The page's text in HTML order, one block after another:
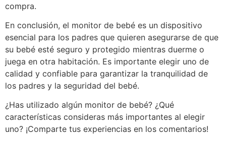
compra.
En conclusión, el monitor de bebé es un dispositivo
esencial para los padres que quieren asegurarse de que
su bebé esté seguro y protegido mientras duerme o
juega en otra habitación. Es importante elegir uno de
calidad y confiable para garantizar la tranquilidad de
los padres y la seguridad del bebé.
¿Has utilizado algún monitor de bebé? ¿Qué
características consideras más importantes al elegir
uno? ¡Comparte tus experiencias en los comentarios!